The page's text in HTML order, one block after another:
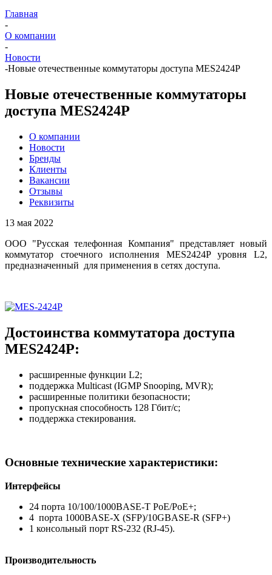
Главная
-
О компании
-
Новости
-Новые отечественные коммутаторы доступа MES2424P
Новые отечественные коммутаторы
доступа MES2424P
О компании
Новости
Бренды
Клиенты
Вакансии
Отзывы
Реквизиты
13 мая 2022
ООО "Русская телефонная Компания" представляет новый
коммутатор стоечного исполнения MES2424P уровня L2,
предназначенный для применения в сетях доступа.
Достоинства коммутатора доступа
MES2424P:
расширенные функции L2;
поддержка Multicast (IGMP Snooping, MVR);
расширенные политики безопасности;
пропускная способность 128 Гбит/с;
поддержка стекирования.
Основные технические характеристики:
Интерфейсы
24 порта 10/100/1000BASE-T PoE/PoE+;
4 порта 1000BASE-X (SFP)/10GBASE-R (SFP+)
1 консольный порт RS-232 (RJ-45).
Производительность